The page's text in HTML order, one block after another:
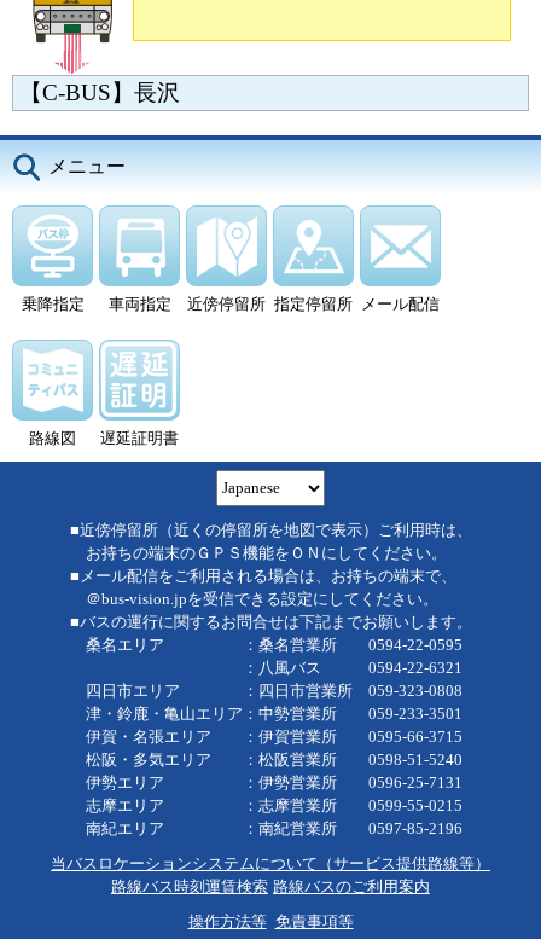
【C-BUS】長沢
メニュー
乗降指定 車両指定 近傍停留所 指定停留所 メール配信
路線図 遅延証明書
■近傍停留所（近くの停留所を地図で表示）ご利用時は、
お持ちの端末のＧＰＳ機能をＯＮにしてください。
■メール配信をご利用される場合は、お持ちの端末で、
＠bus-vision.jpを受信できる設定にしてください。
■バスの運行に関するお問合せは下記までお願いします。
桑名エリア ：桑名営業所 0594-22-0595
：八風バス 0594-22-6321
四日市エリア ：四日市営業所 059-323-0808
津・鈴鹿・亀山エリア：中勢営業所 059-233-3501
伊賀・名張エリア ：伊賀営業所 0595-66-3715
松阪・多気エリア ：松阪営業所 0598-51-5240
伊勢エリア ：伊勢営業所 0596-25-7131
志摩エリア ：志摩営業所 0599-55-0215
南紀エリア ：南紀営業所 0597-85-2196
当バスロケーションシステムについて（サービス提供路線等）
路線バス時刻運賃検索 路線バスのご利用案内
操作方法等 免責事項等